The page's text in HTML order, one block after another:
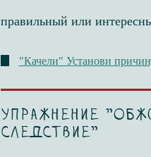
правильный или
"Качели" Установи
Упражнение
следствие"